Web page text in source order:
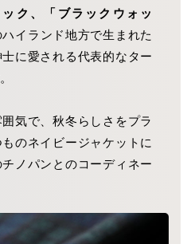
ク、「ブラックウォッ
イランド地方で生まれた
に愛される代表的なター
気で、秋冬らしさをプラ
のネイビージャケットに
ノパンとのコーディネー